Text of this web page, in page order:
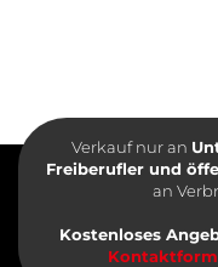
Verkauf nur an
Freiberufler und
an
Kostenloses